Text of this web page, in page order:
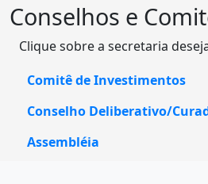
Conselhos e
Clique sobre a secretaria
Comitê de Investimentos
Conselho Deliberativo/
Assembléia